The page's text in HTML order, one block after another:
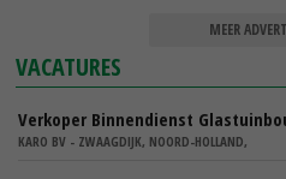
MEER
VACATURES
Verkoper Binnendienst
KARO BV - ZWAAGDIJK, NOORD-HOLLAND,